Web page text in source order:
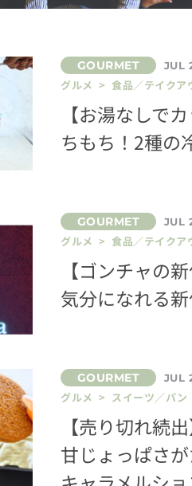
JUL
グルメ > 食品／テイクア
【お湯なしで
ちもち！2種の
JUL
グルメ > 食品／テイクア
【ゴンチャの
気分になれる
JUL
グルメ > スイーツ／パン
【売り切れ続
甘じょっぱさ